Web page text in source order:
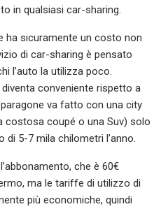
in qualsiasi car-sharing.
ha sicuramente un costo non
di car-sharing è pensato
l’auto la utilizza poco.
conveniente rispetto a
paragone va fatto con una city
costosa coupé o una Suv) solo
di 5-7 mila chilometri l’anno.
che è 60€
ma le tariffe di utilizzo di
più economiche, quindi